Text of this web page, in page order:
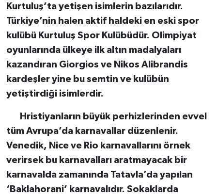
Kurtuluş’ta yetişen isimlerin bazılarıdır.
Türkiye’nin halen aktif haldeki en eski spor
kulübü Kurtuluş Spor Kulübüdür. Olimpiyat
oyunlarında ülkeye ilk altın madalyaları
kazandıran Giorgios ve Nikos Alibrandis
kardeşler yine bu semtin ve kulübün
yetiştirdiği isimlerdir.
Hristiyanların büyük perhizlerinden evvel
tüm Avrupa’da karnavallar düzenlenir.
Venedik, Nice ve Rio karnavallarını örnek
verirsek bu karnavalları aratmayacak bir
karnavalda zamanında Tatavla’da yapılan
‘Baklahorani’ karnavalıdır. Sokaklarda